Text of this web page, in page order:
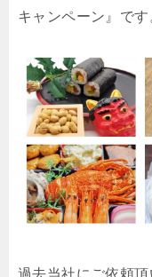
キャンペーン』です
過去当社にご依頼頂